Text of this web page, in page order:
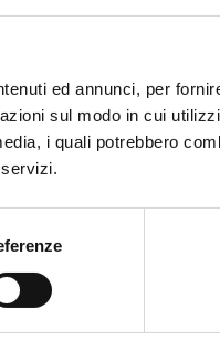
ed annunci, per
sul modo in cui
i quali potrebbero
€ 1.049
(cadice), Gibilterra,